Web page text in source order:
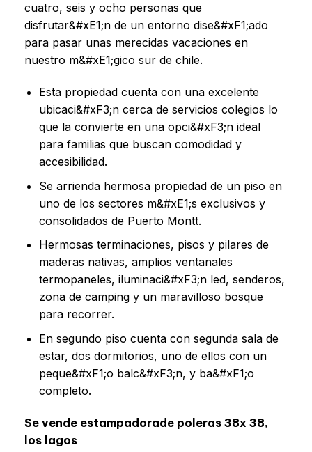
cuatro, seis y ocho personas que
disfrutar&#xE1;n de un entorno dise&#xF1;ado
para pasar unas merecidas vacaciones en
nuestro m&#xE1;gico sur de chile.
Esta propiedad cuenta con una excelente
ubicaci&#xF3;n cerca de servicios colegios lo
que la convierte en una opci&#xF3;n ideal
para familias que buscan comodidad y
accesibilidad.
Se arrienda hermosa propiedad de un piso en
uno de los sectores m&#xE1;s exclusivos y
consolidados de Puerto Montt.
Hermosas terminaciones, pisos y pilares de
maderas nativas, amplios ventanales
termopaneles, iluminaci&#xF3;n led, senderos,
zona de camping y un maravilloso bosque
para recorrer.
En segundo piso cuenta con segunda sala de
estar, dos dormitorios, uno de ellos con un
peque&#xF1;o balc&#xF3;n, y ba&#xF1;o
completo.
Se vende estampadorade poleras 38x 38,
los lagos